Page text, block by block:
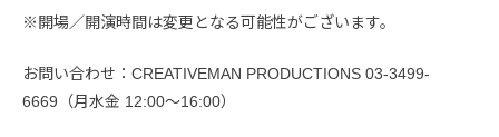
※開場／開演時間は変更となる可能性がございます。
お問い合わせ：CREATIVEMAN PRODUCTIONS 03-3499-
6669（⽉⽔⾦ 12:00〜16:00）